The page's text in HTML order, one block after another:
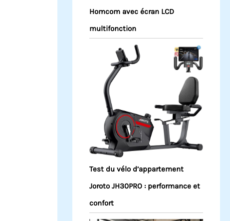
Homcom avec écran LCD
multifonction
Test du vélo d’appartement
Joroto JH30PRO : performance et
confort